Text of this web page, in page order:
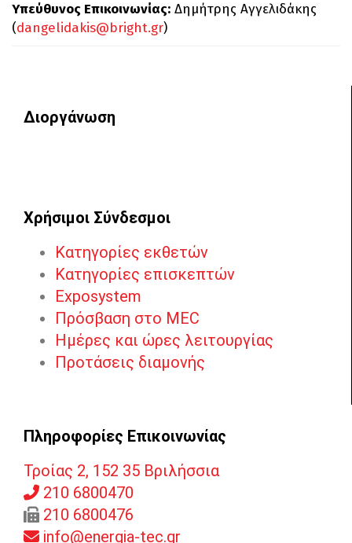
Yπεύθυνος Επικοινωνίας: Δημήτρης Αγγελιδάκης
(dangelidakis@bright.gr)
Διοργάνωση
Χρήσιμοι Σύνδεσμοι
Κατηγορίες εκθετών
Κατηγορίες επισκεπτών
Exposystem
Πρόσβαση στο MEC
Ημέρες και ώρες λειτουργίας
Προτάσεις διαμονής
Πληροφορίες Επικοινωνίας
Τροίας 2, 152 35 Βριλήσσια
210 6800470
210 6800476
info@energia-tec.gr